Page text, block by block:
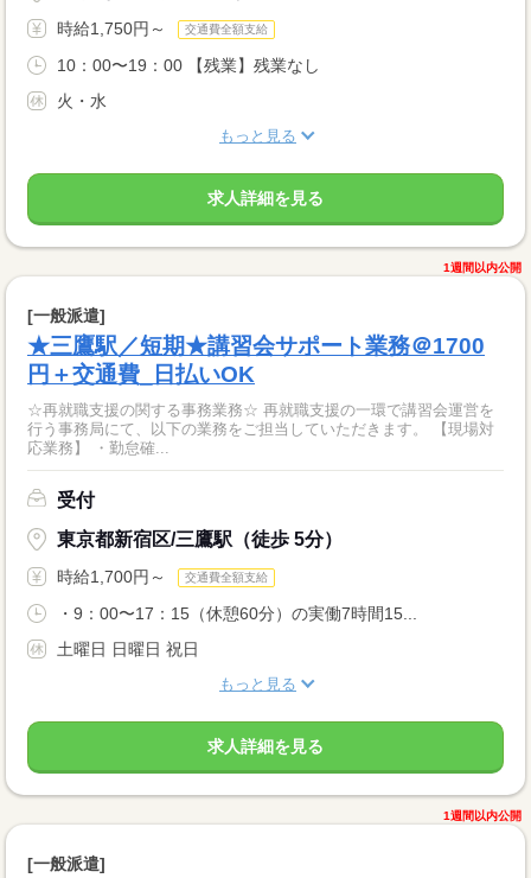
時給1,750円～ 交通費全額支給
10：00〜19：00 【残業】残業なし
火・水
もっと見る
求人詳細を見る
1週間以内公開
[一般派遣]
★三鷹駅／短期★講習会サポート業務＠1700
円＋交通費_日払いOK
☆再就職支援の関する事務業務☆ 再就職支援の一環で講習会運営を
行う事務局にて、以下の業務をご担当していただきます。 【現場対
応業務】 ・勤怠確...
受付
東京都新宿区/三鷹駅（徒歩 5分）
時給1,700円～ 交通費全額支給
・9：00〜17：15（休憩60分）の実働7時間15...
土曜日 日曜日 祝日
もっと見る
求人詳細を見る
1週間以内公開
[一般派遣]